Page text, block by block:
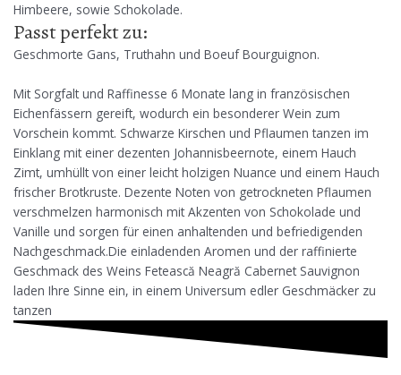
Himbeere, sowie Schokolade.
Passt perfekt zu:
Geschmorte Gans, Truthahn und Boeuf Bourguignon.
Mit Sorgfalt und Raffinesse 6 Monate lang in französischen
Eichenfässern gereift, wodurch ein besonderer Wein zum
Vorschein kommt. Schwarze Kirschen und Pflaumen tanzen im
Einklang mit einer dezenten Johannisbeernote, einem Hauch
Zimt, umhüllt von einer leicht holzigen Nuance und einem Hauch
frischer Brotkruste. Dezente Noten von getrockneten Pflaumen
verschmelzen harmonisch mit Akzenten von Schokolade und
Vanille und sorgen für einen anhaltenden und befriedigenden
Nachgeschmack.Die einladenden Aromen und der raffinierte
Geschmack des Weins Fetească Neagră Cabernet Sauvignon
laden Ihre Sinne ein, in einem Universum edler Geschmäcker zu
tanzen